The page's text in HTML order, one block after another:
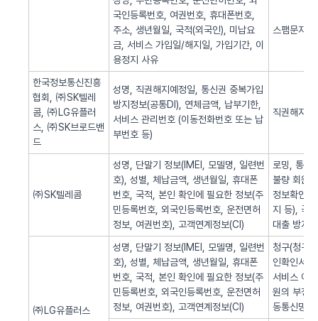
국인등록번호, 여권번호, 휴대폰번호,
주소, 생년월일, 국적(외국인), 미납요
금, 서비스 가입일/해지일, 가입기간, 이
용정지 사유
스팸문자
한국정보통신진흥
협회, ㈜SK텔레
콤, ㈜LG유플러
스, ㈜SK브로드밴
드
성명, 직권해지예정일, 통신권 중복가입
방지정보(공통DI), 연체금액, 납부기한,
서비스 관리번호 (이동전화번호 또는 납
부번호 등)
직권해지
㈜SK텔레콤
성명, 단말기 정보(IMEI, 모델명, 일련번
호), 성별, 체납금액, 생년월일, 휴대폰
번호, 국적, 본인 확인에 필요한 정보(주
민등록번호, 외국인등록번호, 운전면허
정보, 여권번호), 고객연계정보(CI)
로밍, 통화
불량 회원
정보확인,
지 등), 국
대출 방지,
㈜LG유플러스
성명, 단말기 정보(IMEI, 모델명, 일련번
호), 성별, 체납금액, 생년월일, 휴대폰
번호, 국적, 본인 확인에 필요한 정보(주
민등록번호, 외국인등록번호, 운전면허
정보, 여권번호), 고객연계정보(CI)
청구(청구
인확인서
서비스 이
원의 부정
동통신망